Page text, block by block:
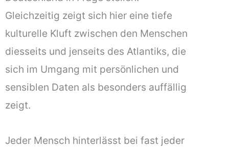
Gleichzeitig zeigt sich hier eine tiefe
kulturelle Kluft zwischen den Menschen
diesseits und jenseits des Atlantiks, die
sich im Umgang mit persönlichen und
sensiblen Daten als besonders auffällig
zeigt.
Jeder Mensch hinterlässt bei fast jeder